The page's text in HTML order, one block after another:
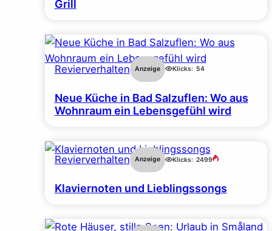
Grill
Revierverhalten Anzeige Klicks: 54
Neue Küche in Bad Salzuflen: Wo aus
Wohnraum ein Lebensgefühl wird
Revierverhalten Anzeige Klicks: 2499
Klaviernoten und Lieblingssongs